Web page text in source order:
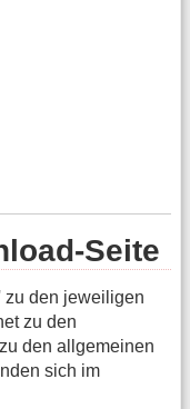
Seite
den jeweiligen
zu den
den allgemeinen
sich im